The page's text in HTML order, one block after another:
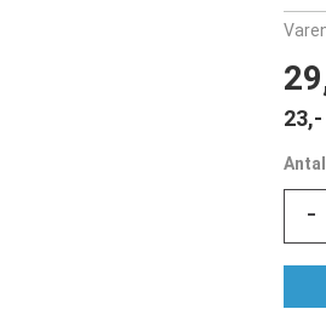
23,-
Antall
-